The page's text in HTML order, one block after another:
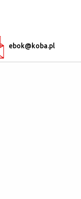
ebok@koba.pl